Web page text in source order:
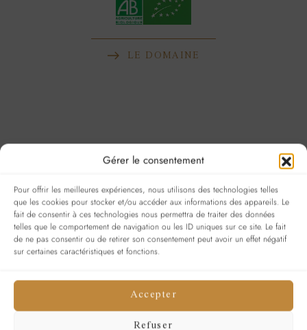
Gérer le consentement
Pour offrir les meilleures expériences, nous utilisons des technologies telles
que les cookies pour stocker et/ou accéder aux informations des appareils. Le
fait de consentir à ces technologies nous permettra de traiter des données
telles que le comportement de navigation ou les ID uniques sur ce site. Le fait
de ne pas consentir ou de retirer son consentement peut avoir un effet négatif
sur certaines caractéristiques et fonctions.
Accepter
Refuser
LE DOMAINE